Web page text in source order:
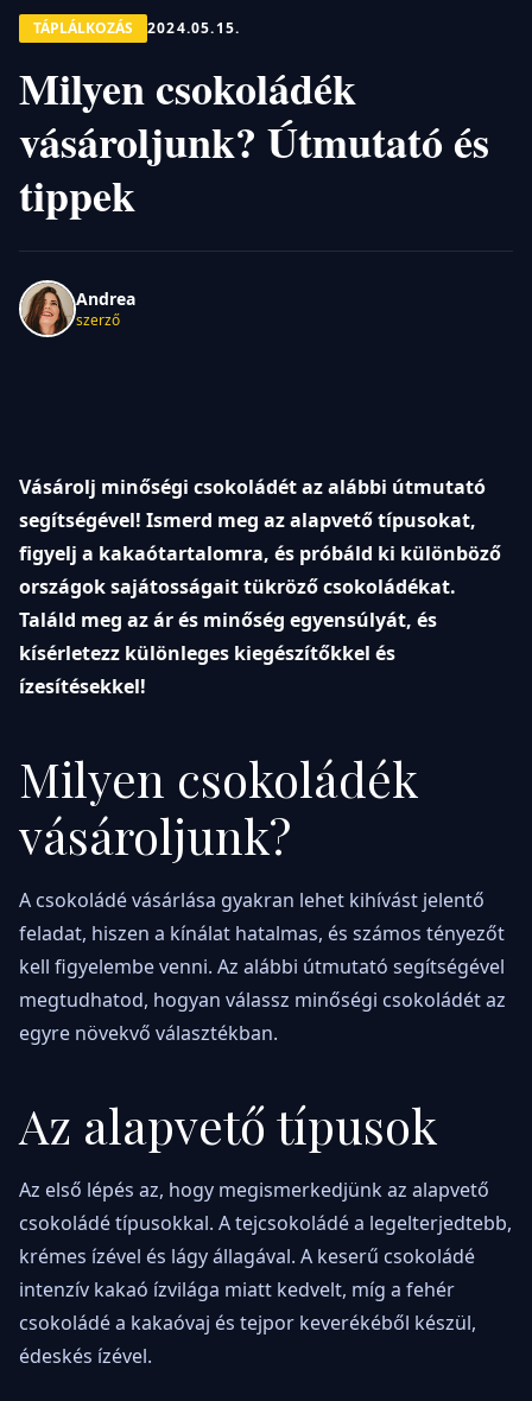
TÁPLÁLKOZÁS 2024.05.15.
Milyen csokoládék
vásároljunk? Útmutató és
tippek
Andrea
szerző
Vásárolj minőségi csokoládét az alábbi útmutató
segítségével! Ismerd meg az alapvető típusokat,
figyelj a kakaótartalomra, és próbáld ki különböző
országok sajátosságait tükröző csokoládékat.
Találd meg az ár és minőség egyensúlyát, és
kísérletezz különleges kiegészítőkkel és
ízesítésekkel!
Milyen csokoládék
vásároljunk?
A csokoládé vásárlása gyakran lehet kihívást jelentő
feladat, hiszen a kínálat hatalmas, és számos tényezőt
kell figyelembe venni. Az alábbi útmutató segítségével
megtudhatod, hogyan válassz minőségi csokoládét az
egyre növekvő választékban.
Az alapvető típusok
Az első lépés az, hogy megismerkedjünk az alapvető
csokoládé típusokkal. A tejcsokoládé a legelterjedtebb,
krémes ízével és lágy állagával. A keserű csokoládé
intenzív kakaó ízvilága miatt kedvelt, míg a fehér
csokoládé a kakaóvaj és tejpor keverékéből készül,
édeskés ízével.